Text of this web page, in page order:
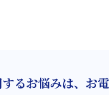
るお悩みは、お